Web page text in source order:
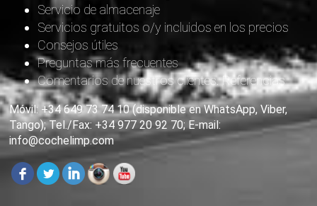
Servicio de almacenaje
Servicios gratuitos o/y incluidos en los precios
Consejos útiles
Preguntas más frecuentes
Comentarios de nuestros clientes. Referencias
Móvil: +34 649 73 74 10 (disponible en WhatsApp, Viber,
Tango); Tel./Fax: +34 977 20 92 70; E-mail:
info@cochelimp.com